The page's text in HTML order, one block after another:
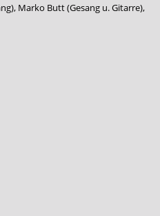
Marko Butt (Gesang u. Gitarre),